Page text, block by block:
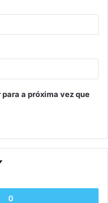
a próxima vez que
0